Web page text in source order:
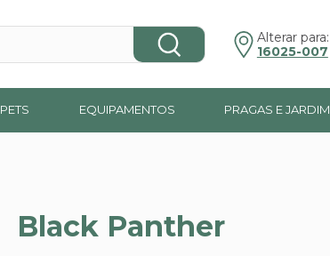
Alterar para:
16025-007
PETS EQUIPAMENTOS PRAGAS E JARDIM
Black Panther